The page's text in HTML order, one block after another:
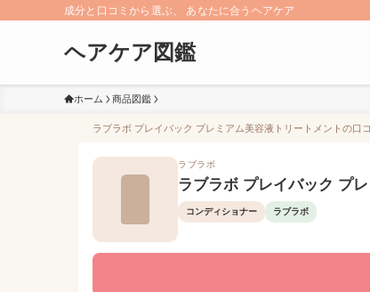
成分と口コミから選ぶ、 あなたに合うヘアケア
ヘアケア図鑑
ホーム 商品図鑑
ラブラボ プレイバック プレミアム美容液トリートメントの口
ラブラボ
ラブラボ プレイバック プ
コンディショナー ラブラボ